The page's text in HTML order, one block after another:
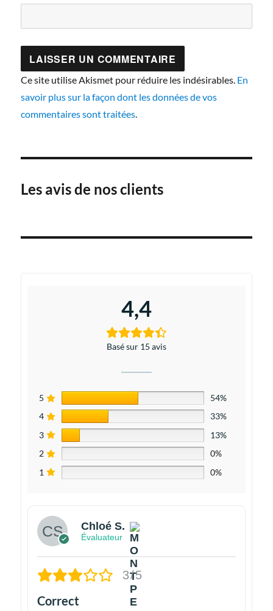
Ce site utilise Akismet pour réduire les indésirables. En
savoir plus sur la façon dont les données de vos
commentaires sont traitées.
Les avis de nos clients
4,4
Basé sur 15 avis
5
54%
4
33%
3
13%
2
0%
1
0%
Chloé S.
Évaluateur
3/5
Correct